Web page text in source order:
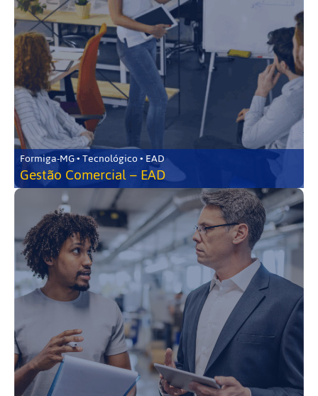
Formiga-MG • Tecnológico • EAD
Gestão Comercial – EAD